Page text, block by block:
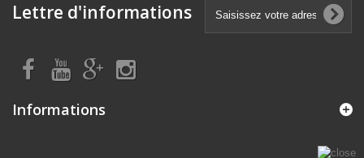
Lettre d'informations
Informations